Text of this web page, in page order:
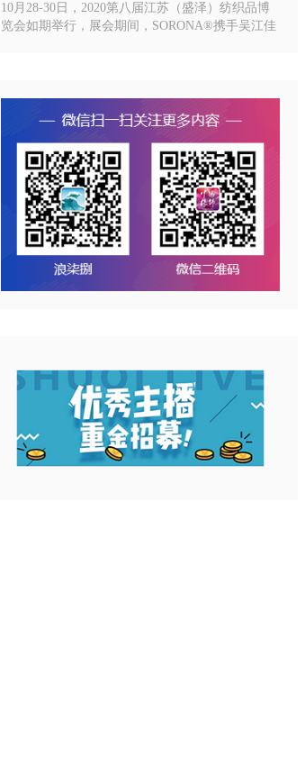
10月28-30日，2020第八届江苏（盛泽）纺织品博
览会如期举行，展会期间，SORONA®携手吴江佳
位，链接前沿绿色新未来！